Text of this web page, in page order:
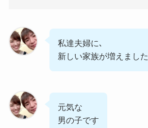
私達夫婦に､
新しい家族が増えました
元気な
男の子です